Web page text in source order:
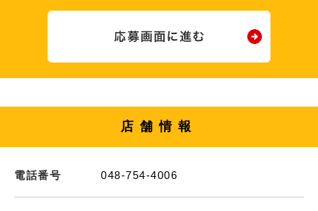
店舗情報
電話番号 048-754-4006